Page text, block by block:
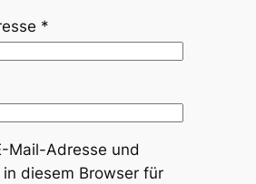
*
Mail-Adresse und
diesem Browser für